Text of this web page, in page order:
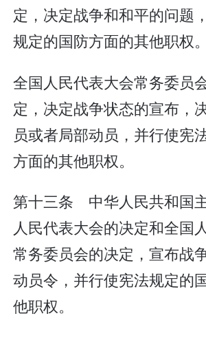
定，决定战争和和平的问题
规定的国防方面的其他职权。
全国人民代表大会常务委员
定，决定战争状态的宣布，
员或者局部动员，并行使宪
方面的其他职权。
第十三条 中华人民共和国
人民代表大会的决定和全国
常务委员会的决定，宣布战
动员令，并行使宪法规定的
他职权。